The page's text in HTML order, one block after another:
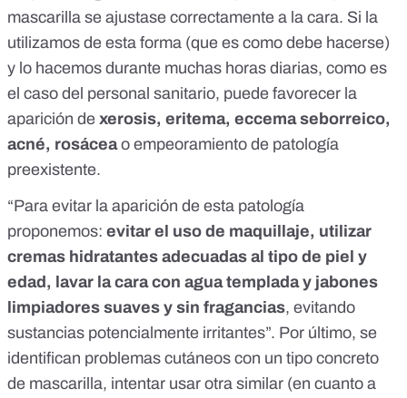
mascarilla se ajustase correctamente a la cara. Si la
utilizamos de esta forma (que es como debe hacerse)
y lo hacemos durante muchas horas diarias, como es
el caso del personal sanitario, puede favorecer la
aparición de xerosis, eritema, eccema seborreico,
acné, rosáceao empeoramiento de patología
preexistente.
“Para evitar la aparición de esta patología
proponemos: evitar el uso de maquillaje, utilizar
cremas hidratantes adecuadas al tipo de piel y
edad, lavar la cara con agua templada y jabones
limpiadores suaves y sin fragancias, evitando
sustancias potencialmente irritantes”. Por último, se
identifican problemas cutáneos con un tipo concreto
de mascarilla, intentar usar otra similar (en cuanto a